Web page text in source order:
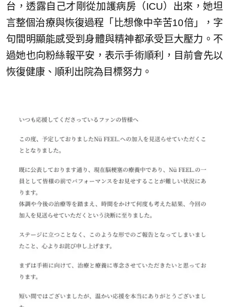
台，透露自己才剛從加護病房（ICU）出來，她坦
言整個治療與恢復過程「比想像中辛苦10倍」，字
句間明顯能感受到身體與精神都承受巨大壓力。不
過她也向粉絲報平安，表示手術順利，目前會先以
恢復健康、順利出院為目標努力。